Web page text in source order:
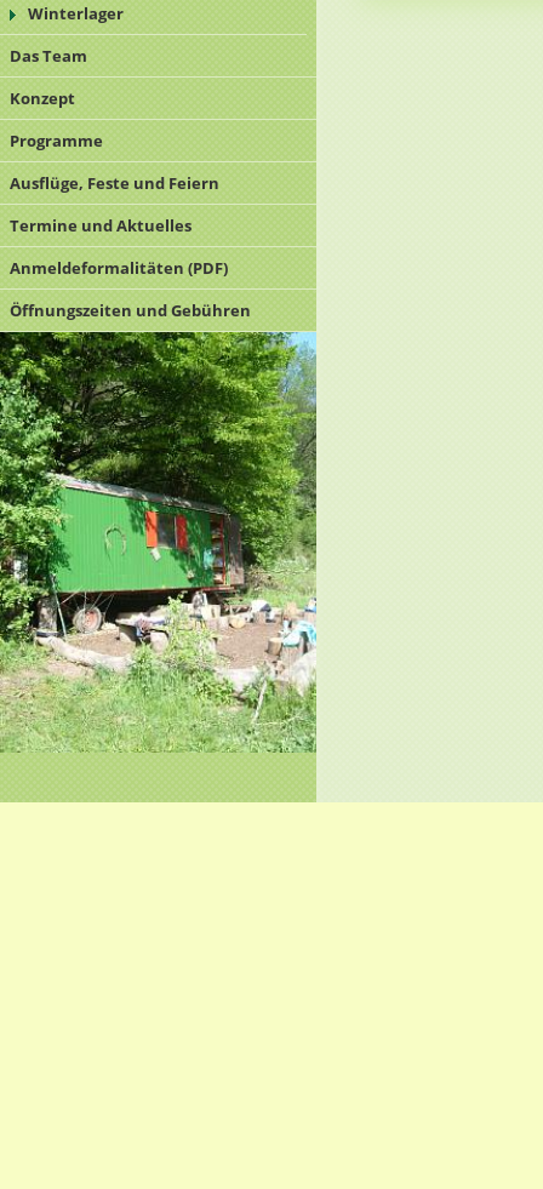
Winterlager
Das Team
Konzept
Programme
Ausflüge, Feste und Feiern
Termine und Aktuelles
Anmeldeformalitäten (PDF)
Öffnungszeiten und Gebühren